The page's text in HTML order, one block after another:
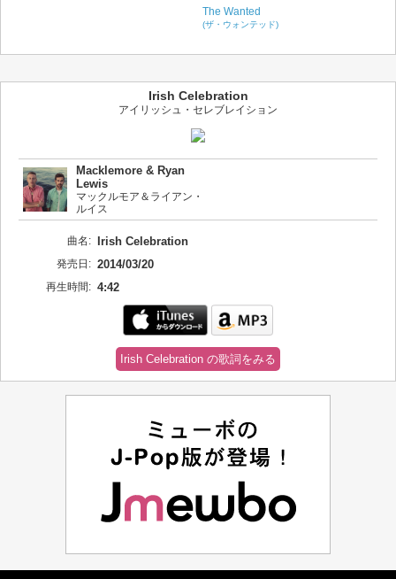
The Wanted
(ザ・ウォンテッド)
Irish Celebration
アイリッシュ・セレブレイション
Macklemore & Ryan
Lewis
マックルモア＆ライアン・
ルイス
曲名: Irish Celebration
発売日: 2014/03/20
再生時間: 4:42
Irish Celebration の歌詞をみる